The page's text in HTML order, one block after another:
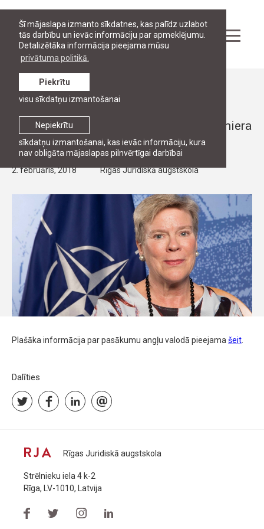
Šī mājaslapa izmanto sīkdatnes, kas palīdz uzlabot
tās darbību un ievāc informāciju par apmeklējumu.
Detalizētāka informācija pieejama mūsu
privātuma politikā.
Nepiekrītu
sīkdatņu izmantošanai, kas ievāc informāciju, kura
nav obligāta mājaslapas pilnvērtīgai darbībai
Piekrītu
visu sīkdatņu izmantošanai
Pasākumi
PUBLISKĀ LEKCIJA
Publiskā lekcija: "NATO pielāgošanās: miera
un drošības atslēga"
2. februāris, 2018 Rīgas Juridiskā augstskola
Plašāka informācija par pasākumu angļu valodā pieejama šeit
Dalīties
Rīgas Juridiskā augstskola
Strēlnieku iela 4 k-2
Rīga, LV-1010, Latvija